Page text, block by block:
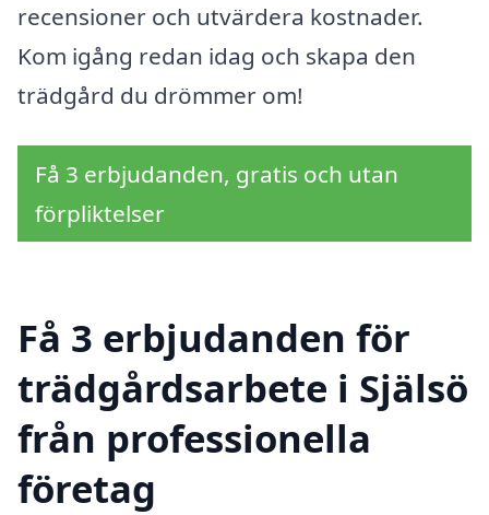
recensioner och utvärdera kostnader.
Kom igång redan idag och skapa den
trädgård du drömmer om!
Få 3 erbjudanden, gratis och utan
förpliktelser
Få 3 erbjudanden för
trädgårdsarbete i Själsö
från professionella
företag